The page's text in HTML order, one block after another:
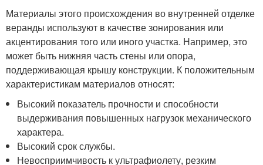
Материалы этого происхождения во внутренней отделке
веранды используют в качестве зонирования или
акцентирования того или иного участка. Например, это
может быть нижняя часть стены или опора,
поддерживающая крышу конструкции. К положительным
характеристикам материалов относят:
Высокий показатель прочности и способности
выдерживания повышенных нагрузок механического
характера.
Высокий срок службы.
Невосприимчивость к ультрафиолету, резким